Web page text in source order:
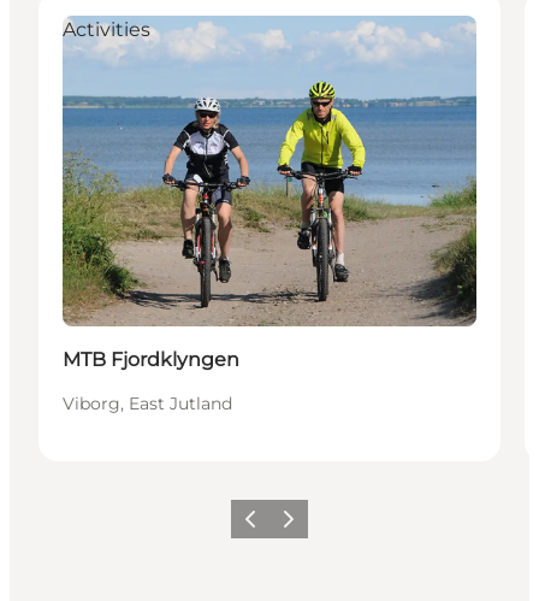
Activities
MTB Fjordklyngen
Viborg, East Jutland
PrécédentSuivant